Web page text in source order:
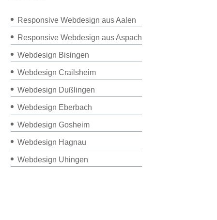
Responsive Webdesign aus Aalen
Responsive Webdesign aus Aspach
Webdesign Bisingen
Webdesign Crailsheim
Webdesign Dußlingen
Webdesign Eberbach
Webdesign Gosheim
Webdesign Hagnau
Webdesign Uhingen